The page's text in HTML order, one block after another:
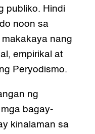
publiko. Hindi
noon sa
nang
empirikal at
Peryodismo.
ng
bagay-
kinalaman sa